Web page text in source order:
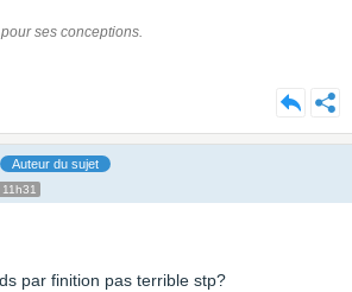
ses conceptions.
Auteur du sujet
par finition pas terrible stp?